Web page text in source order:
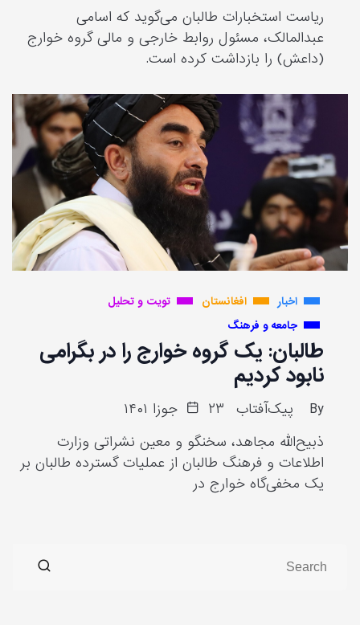
ریاست استخبارات طالبان می‌گوید که اسامی
عبدالمالک، مسئول روابط خارجی و مالی گروه خوارج
(داعش) را بازداشت کرده است.
اخبار افغانستان
تویت و تحلیل
جامعه و فرهنگ
طالبان: یک گروه خوارج را در بگرامی
نابود کردیم
By پیک‌آفتاب
۲۳ جوزا ۱۴۰۱
ذبیح‌الله مجاهد، سخنگو و معین نشراتی وزارت
اطلاعات و فرهنگ طالبان از عملیات گسترده طالبان بر
یک مخفی‌گاه خوارج در